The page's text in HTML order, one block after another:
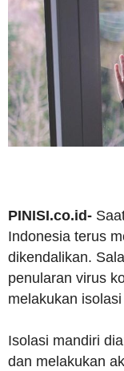
PINISI.co.id-
Indonesia terus
dikendalikan.
penularan virus
melakukan
Isolasi mandiri
dan melakukan